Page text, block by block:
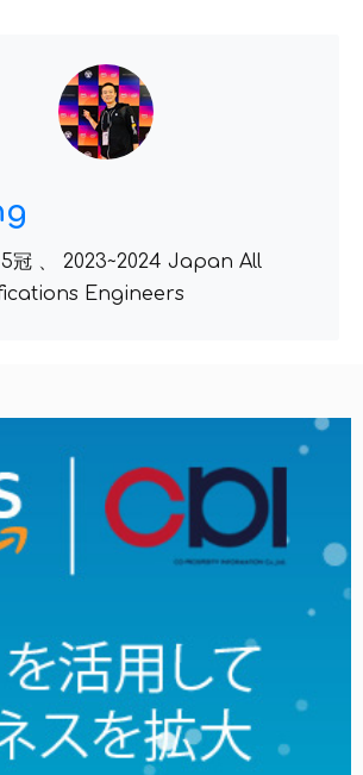
5冠 、 2023~2024 Japan All
Engineers